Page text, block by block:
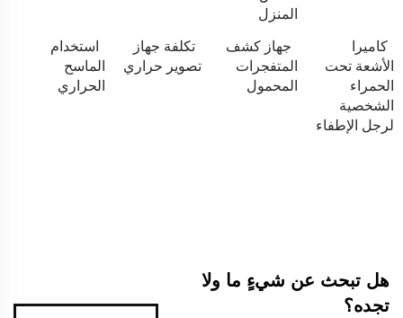
المنزل
كاميرا
الأشعة تحت
الحمراء
الشخصية
لرجل الإطفاء
جهاز كشف
المتفجرات
المحمول
تكلفة جهاز
تصوير حراري
استخدام
الماسح
الحراري
هل تبحث عن شيءٍ ما ولا
تجده؟